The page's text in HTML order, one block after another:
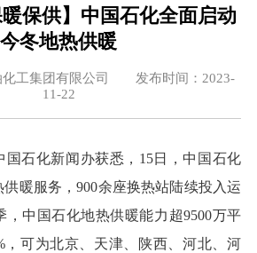
暖保供】中国石化全面启动
今冬地热供暖
化工集团有限公司 发布时间：2023-
11-22
国石化新闻办获悉，15日，中国石化
暖服务，900余座换热站陆续投入运
，中国石化地热供暖能力超9500万平
，可为北京、天津、陕西、河北、河